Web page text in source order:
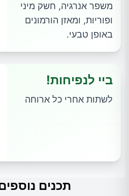
משפר אנרגיה, חשק מיני
ופוריות, ומאזן הורמונים
באופן טבעי.
ביי לנפיחות!
לשתות אחרי כל ארוחה
תכנים